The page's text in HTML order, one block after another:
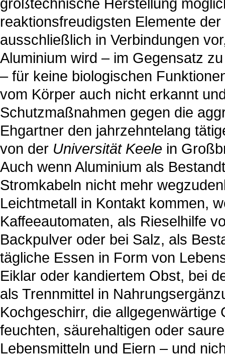
großtechnische Herstellung
reaktionsfreudigsten Elemente
ausschließlich in Verbindungen
Aluminium wird – im Gegensatz
– für keine biologischen
vom Körper auch nicht erkannt
Schutzmaßnahmen gegen die
Ehgartner den jahrzehntelang
von der Universität Keele in
Auch wenn Aluminium als
Stromkabeln nicht mehr
Leichtmetall in Kontakt kommen,
Kaffeeautomaten, als Rieselhilfe
Backpulver oder bei Salz, als
tägliche Essen in Form von
Eiklar oder kandiertem Obst, bei
als Trennmittel in
Kochgeschirr, die
feuchten, säurehaltigen oder
Lebensmitteln und Eiern – und